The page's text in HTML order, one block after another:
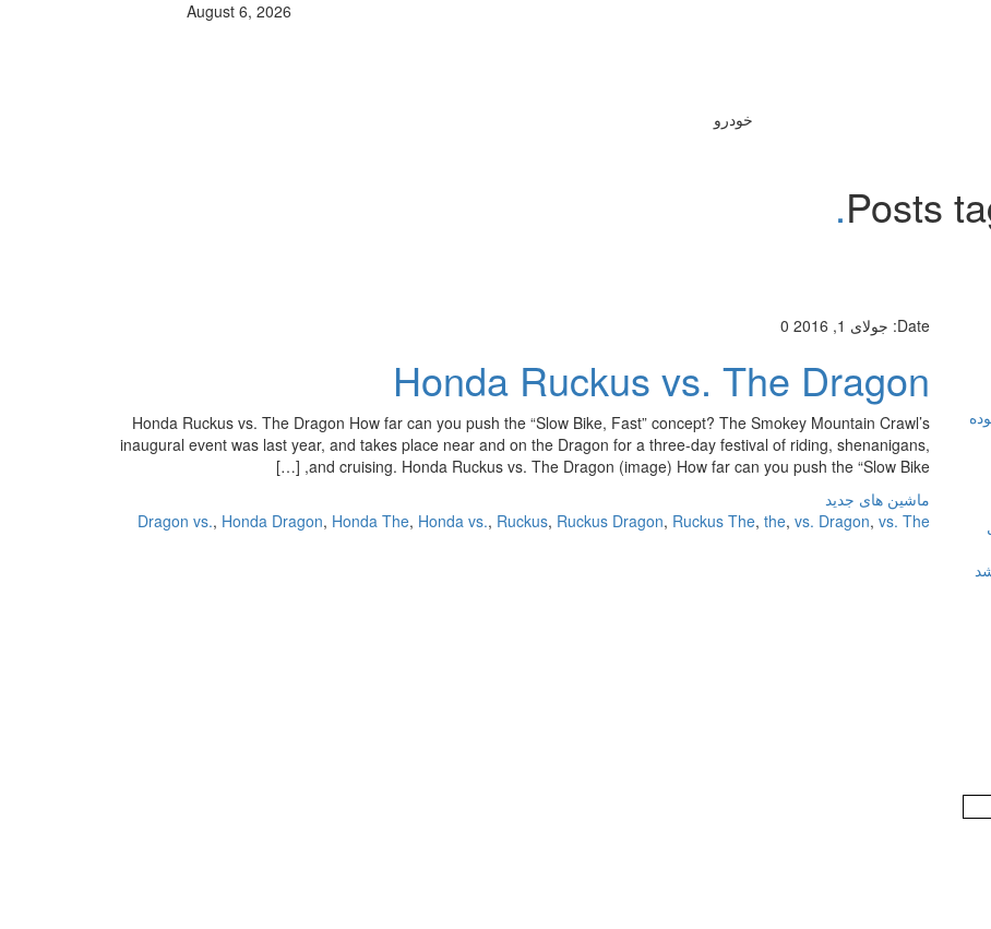
August 6, 2026
خودرو
Posts
Date: جولای 1, 2016 0
Honda Ruckus vs. The Dragon
Honda Ruckus vs. The Dragon How far can you push the “Slow Bike, Fast” concept? The Smokey Mountain Crawl’s
inaugural event was last year, and takes place near and on the Dragon for a three-day festival of riding, shenanigans,
and cruising. Honda Ruckus vs. The Dragon (image) How far can you push the “Slow Bike, […]
ماشین های جدید
Dragon vs., Honda Dragon, Honda The, Honda vs., Ruckus, Ruckus Dragon, Ruckus The, the, vs. Dragon, vs. The